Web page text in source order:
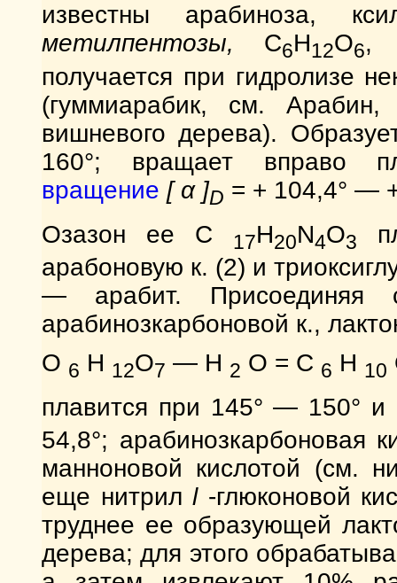
известны арабиноза,
метилпентозы, C6H12O6,
получается при гидролизе
(гуммиарабик, см.
вишневого дерева).
160°; вращает вправо
вращение [ α ]D = + 104,4° —
Озазон ее C
17H20N4O3
арабоновую к. (2) и
— арабит. Присоединяя
арабинозкарбоновой к.,
О 6 Н 12O7 — Н 2 O = С 6 Н 10
плавится при 145° — 150°
54,8°; арабинозкарбоновая
манноновой кислотой (см.
еще нитрилl-глюконовой
труднее ее образующей
дерева; для этого